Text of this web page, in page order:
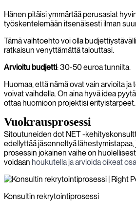
Hänen pitäisi ymmärtää perusasiat
työskentelemään itsenäisesti ilman
Tämä vaihtoehto voi olla
ratkaisun venyttämättä talouttasi.
Arvioitu budjetti: 30-50 euroa tunnilta.
Huomaa, että nämä ovat vain arvioita
voivat vaihdella. On aina hyvä idea
ottaa huomioon projektisi erityistarpeet.
Vuokrausprosessi
Sitoutuneiden dot NET -
edellyttää jäsenneltyä
prosessin jokainen vaihe on
voidaan houkutella ja arvioida oikeat
Konsultin rekrytointiprosessi